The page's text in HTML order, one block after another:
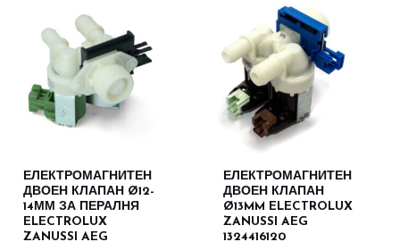
ЕЛЕКТРОМАГНИТЕН
ДВОЕН КЛАПАН Ø12-
14ММ ЗА ПЕРАЛНЯ
ELECTROLUX
ZANUSSI AEG
ЕЛЕКТРОМАГНИТЕН
ДВОЕН КЛАПАН
Ø13MM ELECTROLUX
ZANUSSI AEG
1324416120